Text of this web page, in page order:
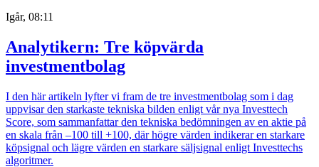
Igår, 08:11
Analytikern: Tre köpvärda
investmentbolag
I den här artikeln lyfter vi fram de tre investmentbolag som i dag
uppvisar den starkaste tekniska bilden enligt vår nya Investtech
Score, som sammanfattar den tekniska bedömningen av en aktie på
en skala från –100 till +100, där högre värden indikerar en starkare
köpsignal och lägre värden en starkare säljsignal enligt Investtechs
algoritmer.